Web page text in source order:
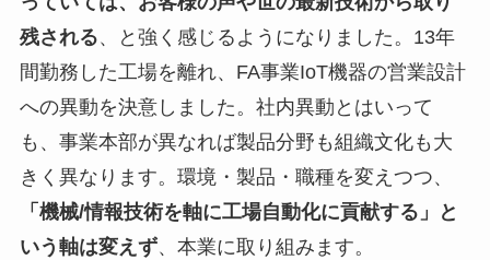
残される、と強く感じるようになりました。13年
間勤務した工場を離れ、FA事業IoT機器の営業設計
への異動を決意しました。社内異動とはいって
も、事業本部が異なれば製品分野も組織文化も大
きく異なります。環境・製品・職種を変えつつ、
「機械/情報技術を軸に工場自動化に貢献する」と
いう軸は変えず、本業に取り組みます。